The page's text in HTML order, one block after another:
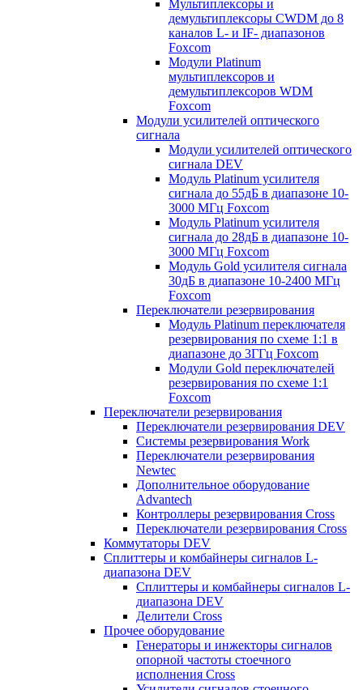
Мультиплексоры и
демультиплексоры CWDM до 8
каналов L- и IF- диапазонов
Foxcom
Модули Platinum
мультиплексоров и
демультиплексоров WDM
Foxcom
Модули усилителей оптического
сигнала
Модули усилителей оптического
сигнала DEV
Модуль Platinum усилителя
сигнала до 55дБ в диапазоне 10-
3000 МГц Foxcom
Модуль Platinum усилителя
сигнала до 28дБ в диапазоне 10-
3000 МГц Foxcom
Модуль Gold усилителя сигнала
30дБ в диапазоне 10-2400 МГц
Foxcom
Переключатели резервирования
Модуль Platinum переключателя
резервирования по схеме 1:1 в
диапазоне до 3ГГц Foxcom
Модули Gold переключателей
резервирования по схеме 1:1
Foxcom
Переключатели резервирования
Переключатели резервирования DEV
Системы резервирования Work
Переключатели резервирования
Newtec
Дополнительное оборудование
Advantech
Контроллеры резервирования Cross
Переключатели резервирования Cross
Коммутаторы DEV
Сплиттеры и комбайнеры сигналов L-
диапазона DEV
Сплиттеры и комбайнеры сигналов L-
диапазона DEV
Делители Cross
Прочее оборудование
Генераторы и инжекторы сигналов
опорной частоты стоечного
исполнения Cross